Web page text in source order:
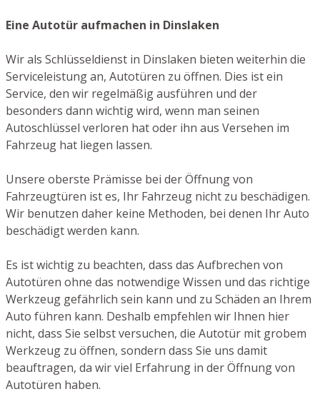
Eine Autotür aufmachen in Dinslaken
Wir als Schlüsseldienst in Dinslaken bieten weiterhin die
Serviceleistung an, Autotüren zu öffnen. Dies ist ein
Service, den wir regelmäßig ausführen und der
besonders dann wichtig wird, wenn man seinen
Autoschlüssel verloren hat oder ihn aus Versehen im
Fahrzeug hat liegen lassen.
Unsere oberste Prämisse bei der Öffnung von
Fahrzeugtüren ist es, Ihr Fahrzeug nicht zu beschädigen.
Wir benutzen daher keine Methoden, bei denen Ihr Auto
beschädigt werden kann.
Es ist wichtig zu beachten, dass das Aufbrechen von
Autotüren ohne das notwendige Wissen und das richtige
Werkzeug gefährlich sein kann und zu Schäden an Ihrem
Auto führen kann. Deshalb empfehlen wir Ihnen hier
nicht, dass Sie selbst versuchen, die Autotür mit grobem
Werkzeug zu öffnen, sondern dass Sie uns damit
beauftragen, da wir viel Erfahrung in der Öffnung von
Autotüren haben.